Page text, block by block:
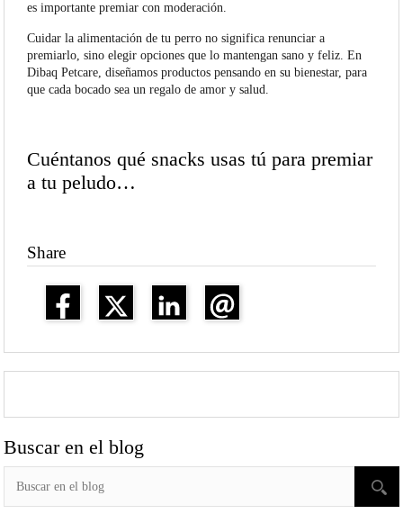
es importante premiar con moderación.
Cuidar la alimentación de tu perro no significa renunciar a
premiarlo, sino elegir opciones que lo mantengan sano y feliz. En
Dibaq Petcare, diseñamos productos pensando en su bienestar, para
que cada bocado sea un regalo de amor y salud.
Cuéntanos qué snacks usas tú para premiar
a tu peludo…
Share
Buscar en el blog